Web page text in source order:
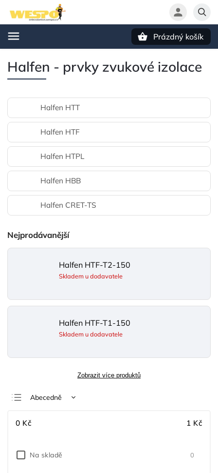
Prázdný košík
Halfen - prvky zvukové izolace
Halfen HTT
Halfen HTF
Halfen HTPL
Halfen HBB
Halfen CRET-TS
Nejprodávanější
Halfen HTF-T2-150
Skladem u dodavatele
Halfen HTF-T1-150
Skladem u dodavatele
Zobrazit více produktů
Abecedně
Nejdražší
0 Kč 1 Kč
Na skladě 0